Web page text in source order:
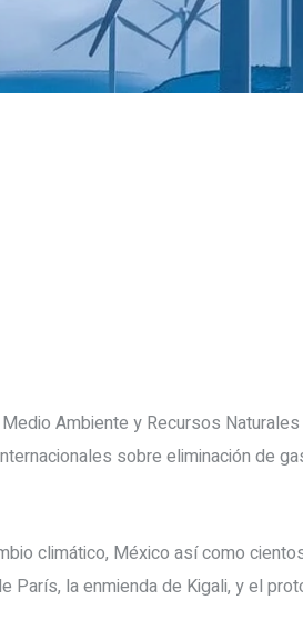
Ambiente y Recursos
sobre eliminación de
climático, México así como
París, la enmienda de Kigali, y el